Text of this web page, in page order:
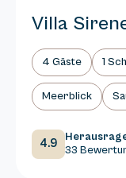
Villa
4 Gäste 1
Meerblick
4.9
33